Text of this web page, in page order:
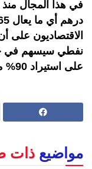
الاقتصاديون على
نفطي سيسهم في
على استيراد 90% من حاجياته الطاقية من الخارج.
مواضيع ذات